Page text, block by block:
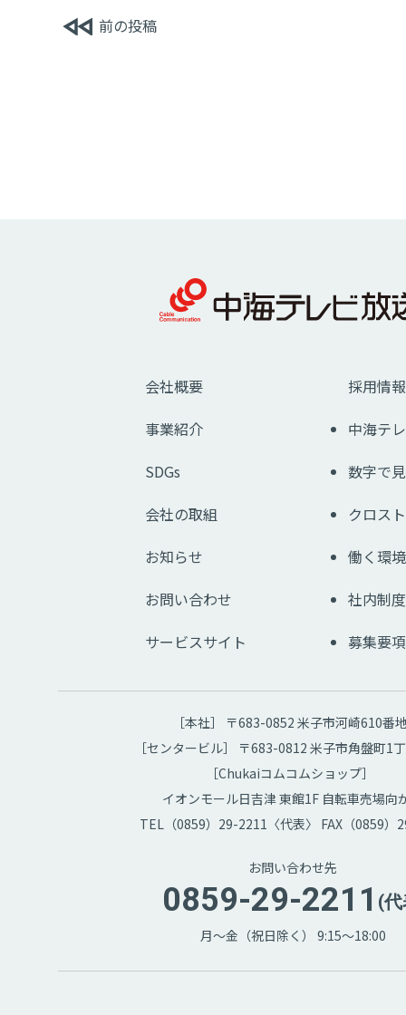
前の投稿
会社概要
事業紹介
SDGs
会社の取組
お知らせ
お問い合わせ
サービスサイト
採用情報
中海テ
数字で
クロス
働く環境
社内制度
募集要項
［本社］ 〒683-0852 米子市河崎610番
［センタービル］ 〒683-0812 米子市角盤町1
［Chukaiコムコムショップ］
イオンモール日吉津 東館1F 自転車売場向
TEL（0859）29-2211〈代表〉 FAX（0859）
お問い合わせ先
0859-29-2211 (
月～金（祝日除く） 9:15～18:00